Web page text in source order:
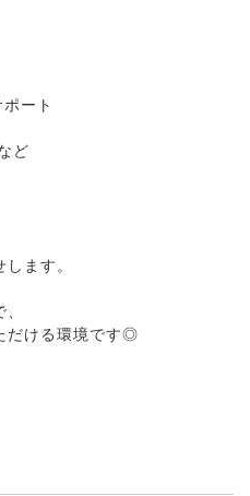
ート
ど
ます。
だける環境です◎